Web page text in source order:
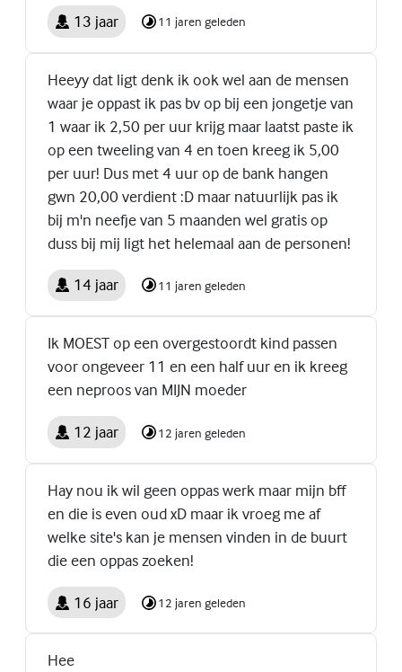
13 jaar 11 jaren geleden
Heeyy dat ligt denk ik ook wel aan de mensen
waar je oppast ik pas bv op bij een jongetje van
1 waar ik 2,50 per uur krijg maar laatst paste ik
op een tweeling van 4 en toen kreeg ik 5,00
per uur! Dus met 4 uur op de bank hangen
gwn 20,00 verdient :D maar natuurlijk pas ik
bij m'n neefje van 5 maanden wel gratis op
duss bij mij ligt het helemaal aan de personen!
14 jaar 11 jaren geleden
Ik MOEST op een overgestoordt kind passen
voor ongeveer 11 en een half uur en ik kreeg
een neproos van MIJN moeder
12 jaar 12 jaren geleden
Hay nou ik wil geen oppas werk maar mijn bff
en die is even oud xD maar ik vroeg me af
welke site's kan je mensen vinden in de buurt
die een oppas zoeken!
16 jaar 12 jaren geleden
Hee